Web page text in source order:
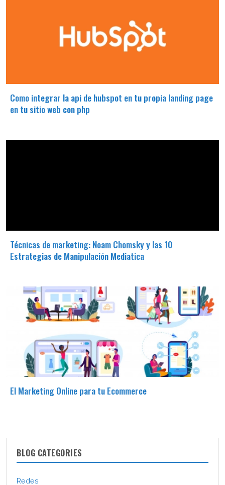
Como integrar la api de hubspot en tu propia landing page
en tu sitio web con php
Técnicas de marketing: Noam Chomsky y las 10
Estrategias de Manipulación Mediatica
El Marketing Online para tu Ecommerce
BLOG CATEGORIES
Redes